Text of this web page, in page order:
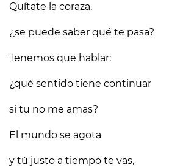
Quítate la coraza,
¿se puede saber qué te pasa?
Tenemos que hablar:
¿qué sentido tiene continuar
si tu no me amas?
El mundo se agota
y tú justo a tiempo te vas,